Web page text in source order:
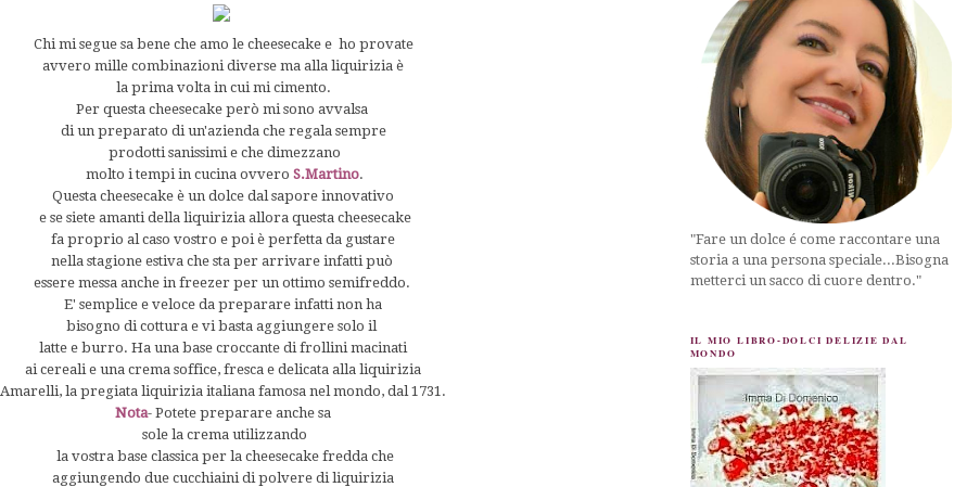
Chi mi segue sa bene che amo le cheesecake e ho provate
avvero mille combinazioni diverse ma alla liquirizia è
la prima volta in cui mi cimento.
Per questa cheesecake però mi sono avvalsa
di un preparato di un'azienda che regala sempre
prodotti sanissimi e che dimezzano
molto i tempi in cucina ovveroS.Martino.
Questa cheesecake è un dolce dal sapore innovativo
e se siete amanti della liquirizia allora questa cheesecake
fa proprio al caso vostro e poi è perfetta da gustare
nella stagione estiva che sta per arrivare infatti può
essere messa anche in freezer per un ottimo semifreddo.
E' semplice e veloce da preparare infatti non ha
bisogno di cottura e vi basta aggiungere solo il
latte e burro. Ha una base croccante di frollini macinati
ai cereali e una crema soffice, fresca e delicata alla liquirizia
Amarelli, la pregiata liquirizia italiana famosa nel mondo, dal 1731.
Nota- Potete preparare anche sa
sole la crema utilizzando
la vostra base classica per la cheesecake fredda che
aggiungendo due cucchiaini di polvere di liquirizia
"Fare un dolce é come raccontare una
storia a una persona speciale...Bisogna
metterci un sacco di cuore dentro."
IL MIO LIBRO-DOLCI DELIZIE DAL
MONDO